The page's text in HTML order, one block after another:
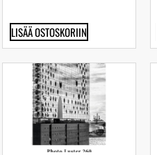
LISÄÄ OSTOSKORIIN